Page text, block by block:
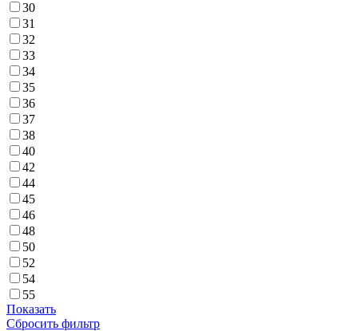
30
31
32
33
34
35
36
37
38
40
42
44
45
46
48
50
52
54
55
Показать
Сбросить фильтр